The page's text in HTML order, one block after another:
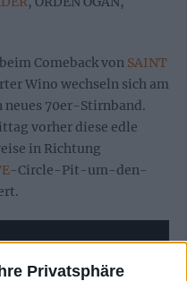
Privatsphäre
Comeback von SAINT
Wino wechseln sich am
neues 70er-Stirnband.
vorher diese edle
in Richtung
-Circle-Pit-um-den-